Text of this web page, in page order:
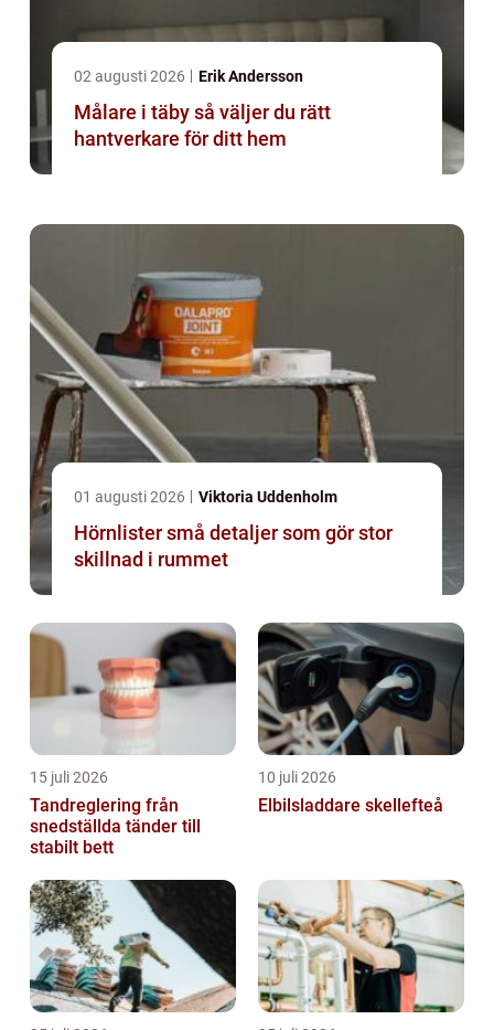
02 augusti 2026 Erik Andersson
Målare i täby så väljer du rätt
hantverkare för ditt hem
01 augusti 2026 Viktoria Uddenholm
Hörnlister små detaljer som gör stor
skillnad i rummet
15 juli 2026
Tandreglering från
snedställda tänder till
stabilt bett
10 juli 2026
Elbilsladdare skellefteå